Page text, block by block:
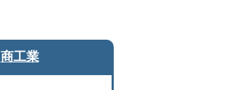
商工業